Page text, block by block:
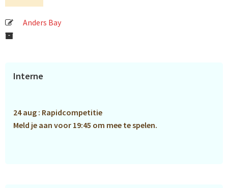
Anders Bay
Primaire
Interne
24 aug : Rapidcompetitie
Meld je aan voor 19:45 om mee te spelen.